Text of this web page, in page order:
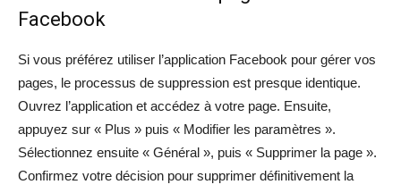
Facebook
Si vous préférez utiliser l’application Facebook pour gérer vos
pages, le processus de suppression est presque identique.
Ouvrez l’application et accédez à votre page. Ensuite,
appuyez sur « Plus » puis « Modifier les paramètres ».
Sélectionnez ensuite « Général », puis « Supprimer la page ».
Confirmez votre décision pour supprimer définitivement la